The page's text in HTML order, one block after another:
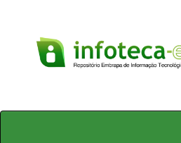
Skip